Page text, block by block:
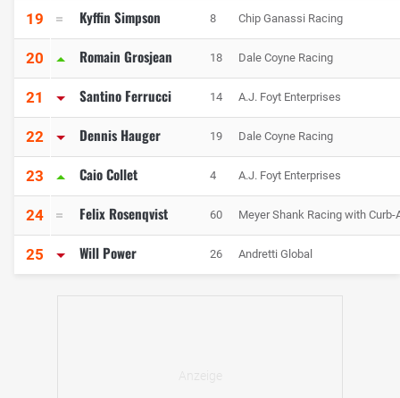
19 Kyffin Simpson 8 Chip Ganassi Racing
20 Romain Grosjean 18 Dale Coyne Racing
21 Santino Ferrucci 14 A.J. Foyt Enterprises
22 Dennis Hauger 19 Dale Coyne Racing
23 Caio Collet 4 A.J. Foyt Enterprises
24 Felix Rosenqvist 60 Meyer Shank Racing with Curb-
25 Will Power 26 Andretti Global